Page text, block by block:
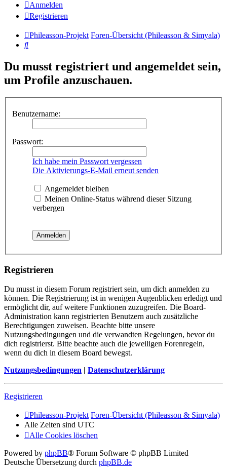
Anmelden
Registrieren
Phileasson-Projekt Foren-Übersicht (Phileasson & Simyala)
Suche
Du musst registriert und angemeldet sein,
um Profile anzuschauen.
Benutzername:
Passwort:
Ich habe mein Passwort vergessen
Die Aktivierungs-E-Mail erneut senden
Angemeldet bleiben
Meinen Online-Status während dieser Sitzung
verbergen
Registrieren
Du musst in diesem Forum registriert sein, um dich anmelden zu
können. Die Registrierung ist in wenigen Augenblicken erledigt und
ermöglicht dir, auf weitere Funktionen zuzugreifen. Die Board-
Administration kann registrierten Benutzern auch zusätzliche
Berechtigungen zuweisen. Beachte bitte unsere
Nutzungsbedingungen und die verwandten Regelungen, bevor du
dich registrierst. Bitte beachte auch die jeweiligen Forenregeln,
wenn du dich in diesem Board bewegst.
Nutzungsbedingungen | Datenschutzerklärung
Registrieren
Phileasson-Projekt Foren-Übersicht (Phileasson & Simyala)
Alle Zeiten sind UTC
Alle Cookies löschen
Powered by phpBB® Forum Software © phpBB Limited
Deutsche Übersetzung durch phpBB.de